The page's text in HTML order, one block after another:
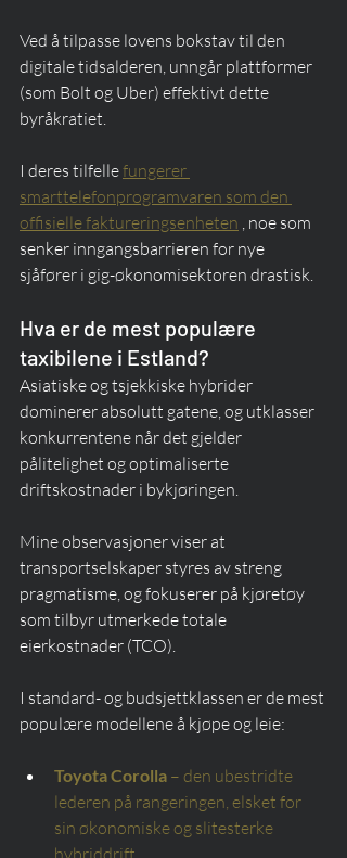
Ved å tilpasse lovens bokstav til den
digitale tidsalderen, unngår plattformer
(som Bolt og Uber) effektivt dette
byråkratiet.
I deres tilfelle fungerer
smarttelefonprogramvaren som den
offisielle faktureringsenheten , noe som
senker inngangsbarrieren for nye
sjåfører i gig-økonomisektoren drastisk.
Hva er de mest populære
taxibilene i Estland?
Asiatiske og tsjekkiske hybrider
dominerer absolutt gatene, og utklasser
konkurrentene når det gjelder
pålitelighet og optimaliserte
driftskostnader i bykjøringen.
Mine observasjoner viser at
transportselskaper styres av streng
pragmatisme, og fokuserer på kjøretøy
som tilbyr utmerkede totale
eierkostnader (TCO).
I standard- og budsjettklassen er de mest
populære modellene å kjøpe og leie:
Toyota Corolla – den ubestridte
lederen på rangeringen, elsket for
sin økonomiske og slitesterke
hybriddrift.